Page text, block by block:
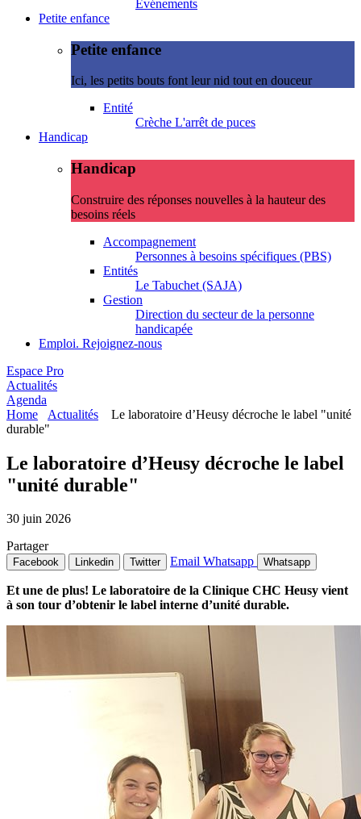
Evénements
Petite enfance
Petite enfance
Ici, les petits bouts font leur nid tout en douceur
Entité
Crèche L'arrêt de puces
Handicap
Handicap
Construire des réponses nouvelles à la hauteur des
besoins réels
Accompagnement
Personnes à besoins spécifiques (PBS)
Entités
Le Tabuchet (SAJA)
Gestion
Direction du secteur de la personne
handicapée
Emploi. Rejoignez-nous
Espace Pro
Actualités
Agenda
Home
Actualités
Le laboratoire d’Heusy décroche le label "unité
durable"
Le laboratoire d’Heusy décroche le label
"unité durable"
30 juin 2026
Partager
Facebook Linkedin Twitter Email Whatsapp Whatsapp
Et une de plus! Le laboratoire de la Clinique CHC Heusy vient
à son tour d’obtenir le label interne d’unité durable.